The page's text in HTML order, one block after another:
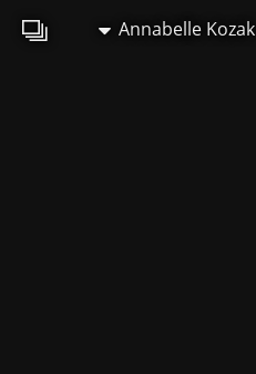
Annabelle Kozak